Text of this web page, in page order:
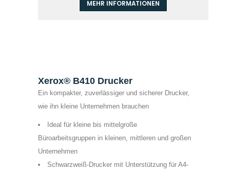
MEHR INFORMATIONEN
Xerox® B410 Drucker
Ein kompakter, zuverlässiger und sicherer Drucker,
wie ihn kleine Unternehmen brauchen
Ideal für kleine bis mittelgroße
Büroarbeitsgruppen in kleinen, mittleren und großen
Unternehmen
Schwarzweiß-Drucker mit Unterstützung für A4-